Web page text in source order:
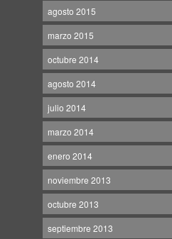
agosto 2015
marzo 2015
octubre 2014
agosto 2014
julio 2014
marzo 2014
enero 2014
noviembre 2013
octubre 2013
septiembre 2013